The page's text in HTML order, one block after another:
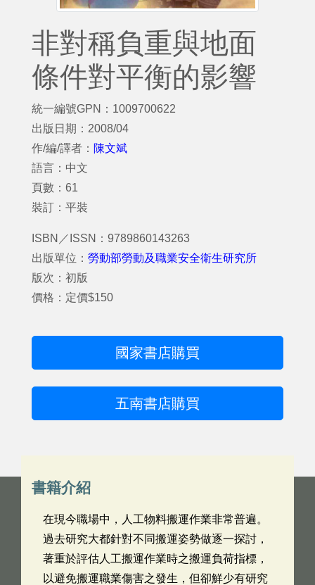
非對稱負重與地面
條件對平衡的影響
統一編號GPN：1009700622
出版日期：2008/04
作/編/譯者： 陳文斌
語言：中文
頁數：61
裝訂：平裝
ISBN／ISSN：9789860143263
出版單位： 勞動部勞動及職業安全衛生研究所
版次：初版
價格：定價$150
國家書店購買
五南書店購買
書籍介紹
在現今職場中，人工物料搬運作業非常普遍。
過去研究大都針對不同搬運姿勢做逐一探討，
著重於評估人工搬運作業時之搬運負荷指標，
以避免搬運職業傷害之發生，但卻鮮少有研究